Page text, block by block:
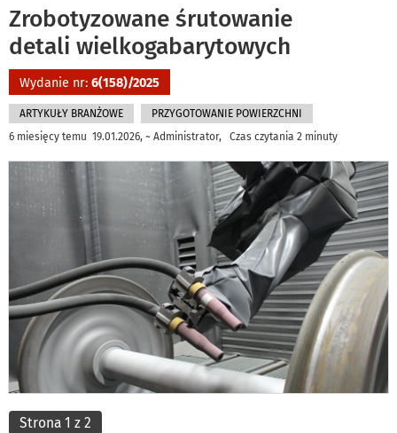
Zrobotyzowane śrutowanie
detali wielkogabarytowych
Wydanie nr: 6(158)/2025
ARTYKUŁY BRANŻOWE
PRZYGOTOWANIE POWIERZCHNI
6 miesięcy temu 19.01.2026, ~ Administrator, Czas czytania 2 minuty
Strona 1 z 2